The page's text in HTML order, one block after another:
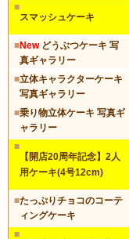
■
スマッシュケーキ
■Newどうぶつケーキ 写
真ギャラリー
■立体キャラクターケーキ
写真ギャラリー
■乗り物立体ケーキ 写真ギ
ャラリー
■
【開店20周年記念】2人
用ケーキ(4号12cm)
■たっぷりチョコのコーテ
ィングケーキ
■